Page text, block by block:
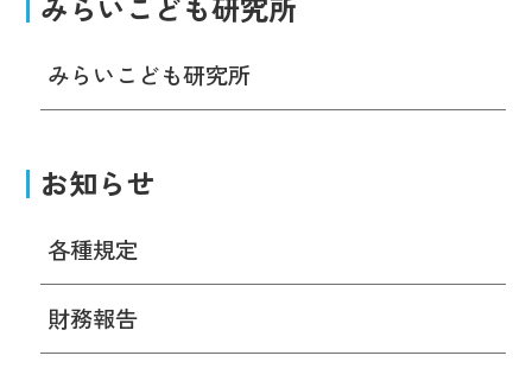
みらいこども研究所
お知らせ
各種規定
財務報告